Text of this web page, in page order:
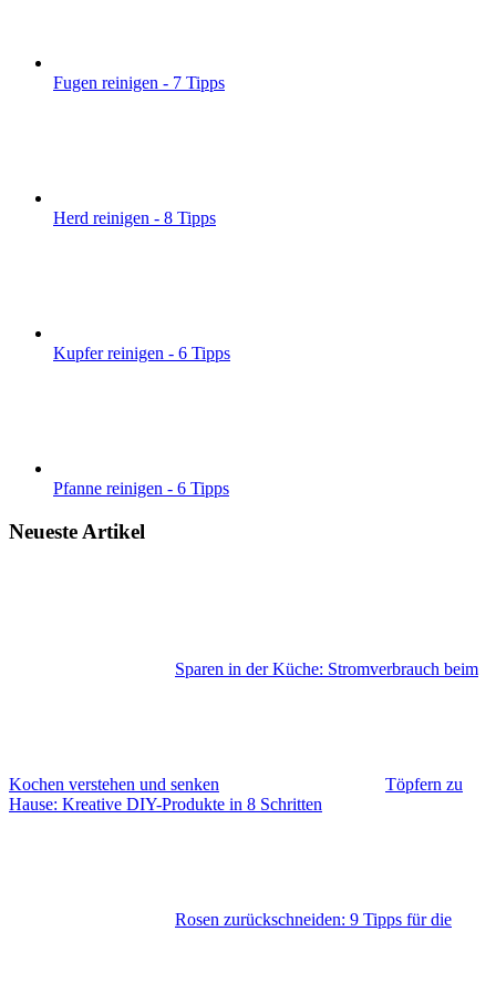
Fugen reinigen - 7 Tipps
Herd reinigen - 8 Tipps
Kupfer reinigen - 6 Tipps
Pfanne reinigen - 6 Tipps
Neueste Artikel
Sparen in der Küche: Stromverbrauch beim
Kochen verstehen und senken
Töpfern zu
Hause: Kreative DIY-Produkte in 8 Schritten
Rosen zurückschneiden: 9 Tipps für die